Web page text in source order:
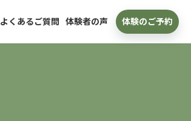
よくあるご質問 体験者の声 体験のご予約